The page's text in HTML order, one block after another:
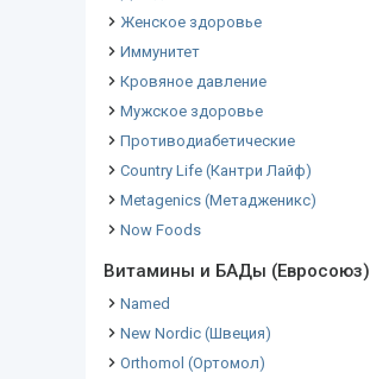
Женское здоровье
Иммунитет
Кровяное давление
Мужское здоровье
Противодиабетические
Country Life (Кантри Лайф)
Metagenics (Метадженикс)
Now Foods
Витамины и БАДы (Евросоюз)
Named
New Nordic (Швеция)
Orthomol (Ортомол)